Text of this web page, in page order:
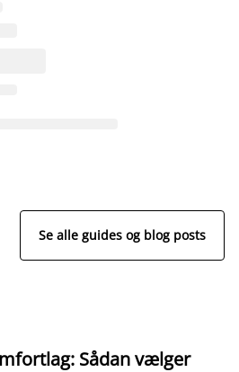
Se alle guides og blog posts
Sådan vælger